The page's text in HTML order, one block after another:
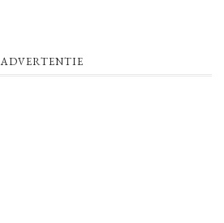
ADVERTENTIE